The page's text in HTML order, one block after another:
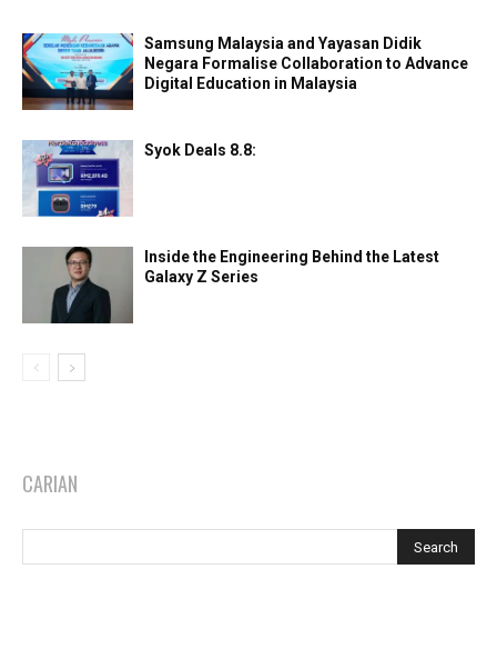
Samsung Malaysia and Yayasan Didik
Negara Formalise Collaboration to Advance
Digital Education in Malaysia
Syok Deals 8.8:
Inside the Engineering Behind the Latest
Galaxy Z Series
CARIAN